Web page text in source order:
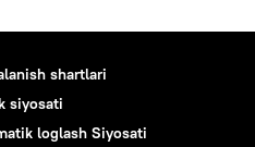
shartlari
siyosati
loglash Siyosati